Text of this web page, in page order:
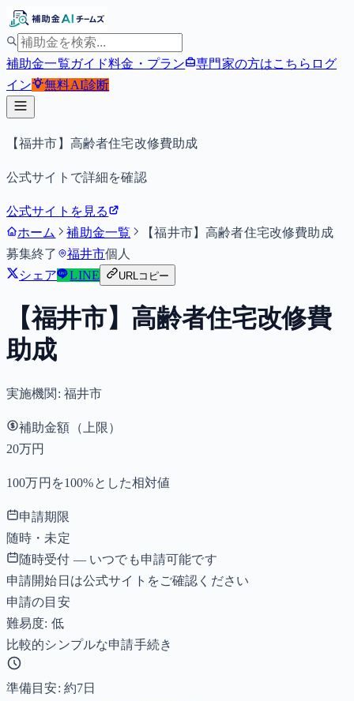
補助金一覧ガイド料金・プラン 専門家の方はこちら ログ
イン
無料AI診断
【福井市】高齢者住宅改修費助成
公式サイトで詳細を確認
公式サイトを見る
ホーム
補助金一覧
【福井市】高齢者住宅改修費助成
募集終了
福井市個人
シェア
LINE URLコピー
【福井市】高齢者住宅改修費
助成
実施機関: 福井市
補助金額（上限）
20万円
100万円を100%とした相対値
申請期限
随時・未定
随時受付 — いつでも申請可能です
申請開始日は公式サイトをご確認ください
申請の目安
難易度: 低
比較的シンプルな申請手続き
準備目安: 約7日